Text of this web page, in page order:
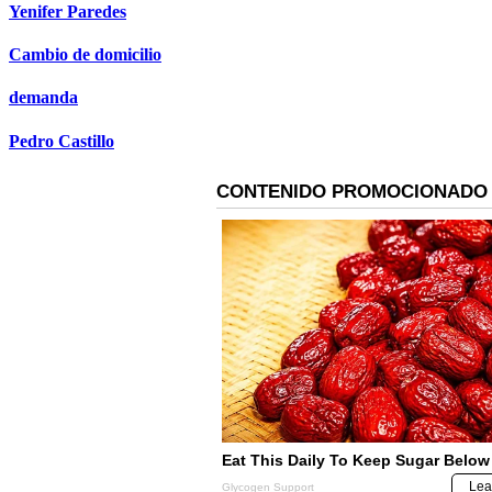
Yenifer Paredes
Cambio de domicilio
demanda
Pedro Castillo